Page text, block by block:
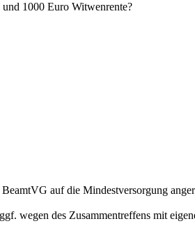
1000 Euro Witwenrente?
auf die Mindestversorgung
wegen des Zusammentreffens mit